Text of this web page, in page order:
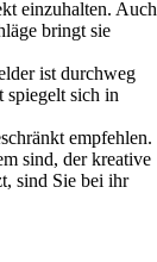
einzuhalten. Auch
bringt sie
ist durchweg
spiegelt sich in
empfehlen.
sind, der kreative
sind Sie bei ihr